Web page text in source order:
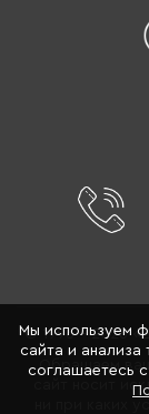
© 1996 - 2026
Обращаем
сайт носит
Мы используем
сайта и
соглашаетесь